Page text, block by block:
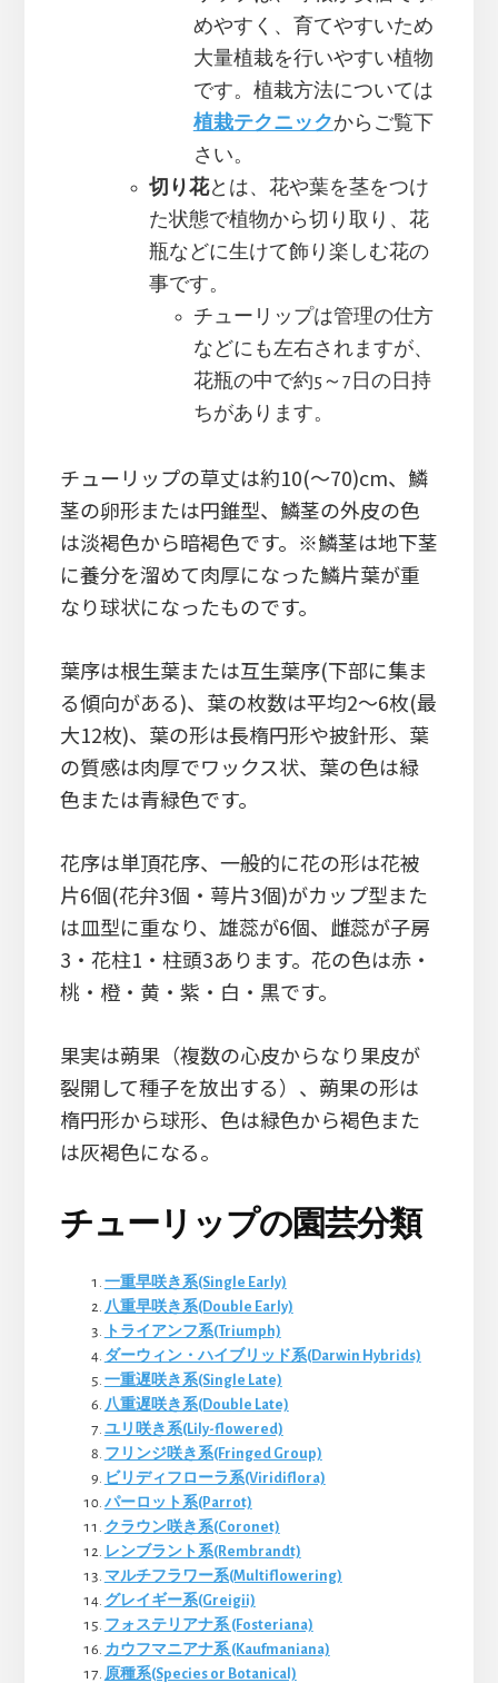
めやすく、育てやすいため
大量植栽を行いやすい植物
です。植栽方法については
植栽テクニックからご覧下
さい。
切り花とは、花や葉を茎をつけ
た状態で植物から切り取り、花
瓶などに生けて飾り楽しむ花の
事です。
チューリップは管理の仕方
などにも左右されますが、
花瓶の中で約5～7日の日持
ちがあります。
チューリップの草丈は約10(～70)cm、鱗
茎の卵形または円錐型、鱗茎の外皮の色
は淡褐色から暗褐色です。※鱗茎は地下茎
に養分を溜めて肉厚になった鱗片葉が重
なり球状になったものです。
葉序は根生葉または互生葉序(下部に集ま
る傾向がある)、葉の枚数は平均2～6枚(最
大12枚)、葉の形は長楕円形や披針形、葉
の質感は肉厚でワックス状、葉の色は緑
色または青緑色です。
花序は単頂花序、一般的に花の形は花被
片6個(花弁3個・萼片3個)がカップ型また
は皿型に重なり、雄蕊が6個、雌蕊が子房
3・花柱1・柱頭3あります。花の色は赤・
桃・橙・黄・紫・白・黒です。
果実は蒴果（複数の心皮からなり果皮が
裂開して種子を放出する）、蒴果の形は
楕円形から球形、色は緑色から褐色また
は灰褐色になる。
チューリップの園芸分類
一重早咲き系(Single Early)
八重早咲き系(Double Early)
トライアンフ系(Triumph)
ダーウィン・ハイブリッド系(Darwin Hybrids)
一重遅咲き系(Single Late)
八重遅咲き系(Double Late)
ユリ咲き系(Lily-flowered)
フリンジ咲き系(Fringed Group)
ビリディフローラ系(Viridiflora)
パーロット系(Parrot)
クラウン咲き系(Coronet)
レンブラント系(Rembrandt)
マルチフラワー系(Multiflowering)
グレイギー系(Greigii)
フォステリアナ系 (Fosteriana)
カウフマニアナ系 (Kaufmaniana)
原種系(Species or Botanical)